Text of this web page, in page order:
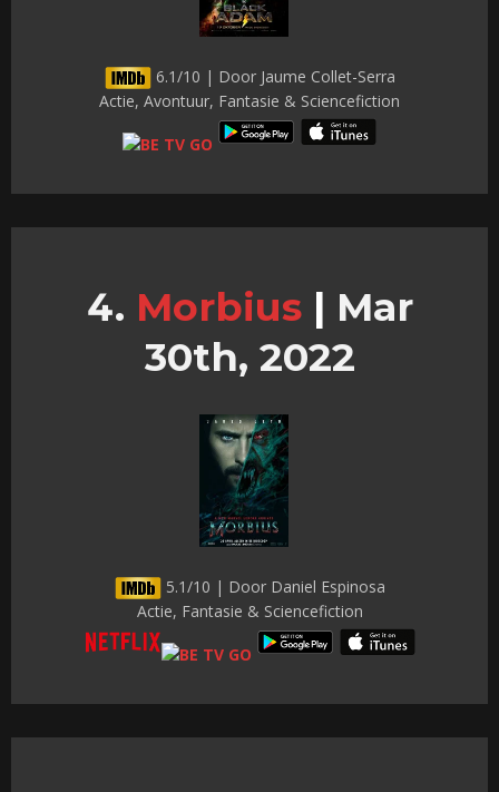
6.1/10 | Door Jaume Collet-Serra
Actie, Avontuur, Fantasie & Sciencefiction
Morbius | Mar
30th, 2022
5.1/10 | Door Daniel Espinosa
Actie, Fantasie & Sciencefiction